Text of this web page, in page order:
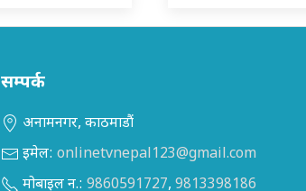
सम्पर्क
अनामनगर, काठमाडौं
इमेल: onlinetvnepal123@gmail.com
मोबाइल न.: 9860591727, 9813398186